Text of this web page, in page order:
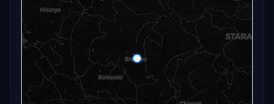
Радарната снимка в момента не е налична.
Отвори в пълна карта
Опитайте отново
Отвори в пълна карта →